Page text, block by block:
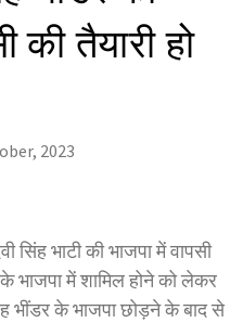
की तैयारी हो
2023
सिंह भाटी की भाजपा में वापसी
भाजपा में शामिल होने को लेकर
भींडर के भाजपा छोड़ने के बाद से